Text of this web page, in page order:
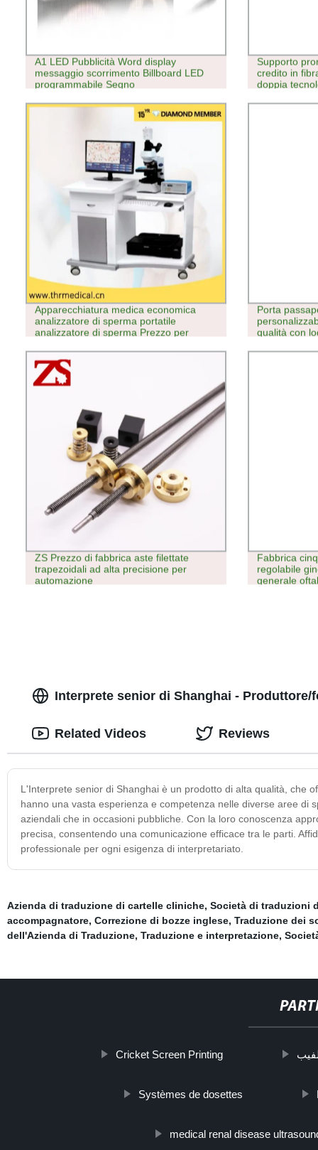
A1 LED Pubblicità Word display
messaggio scorrimento Billboard LED
programmabile Segno
Supporto
credito in
doppia
Apparecchiatura medica economica
analizzatore di sperma portatile
analizzatore di sperma Prezzo per
Porta
qualità con
ZS Prezzo di fabbrica aste filettate
trapezoidali ad alta precisione per
automazione
Fabbrica
regolabile
generale
Interprete senior di Shanghai -
L'Interprete senior di Shanghai è un prodotto di alta qualità, che
hanno una vasta esperienza e competenza nelle diverse aree di
aziendali che in occasioni pubbliche. Con la loro conoscenza
precisa, consentendo una comunicazione efficace tra le parti.
professionale per ogni esigenza di interpretariato.
Related Videos Reviews
Azienda di traduzione di cartelle cliniche, Società di traduzioni
accompagnatore, Correzione di bozze inglese, Traduzione dei
dell'Azienda di Traduzione, Traduzione e interpretazione,
Cricket Screen Printing
Systèmes de dosettes
medical renal disease